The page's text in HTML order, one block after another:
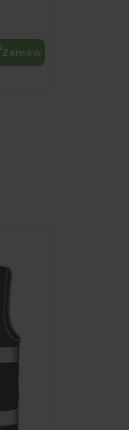
Zamów